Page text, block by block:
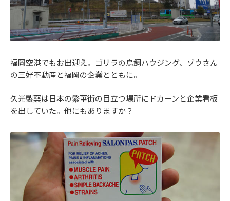
福岡空港でもお出迎え。ゴリラの鳥飼ハウジング、ゾウさん
の三好不動産と福岡の企業とともに。
久光製薬は日本の繁華街の目立つ場所にドカーンと企業看板
を出していた。他にもありますか？